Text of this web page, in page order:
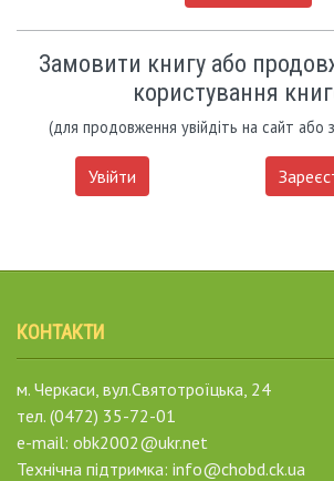
Замовити книгу або
користування
(для продовження увійдіть на сайт або
Увійти
КОНТАКТИ
м. Черкаси, вул.Святотроїцька, 24
тел. (0472) 35-72-01
e-mail: obk2002@ukr.net
Технічна підтримка: info@chobd.ck.ua